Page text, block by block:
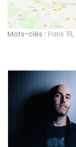
Mots-clés : Paris 19,